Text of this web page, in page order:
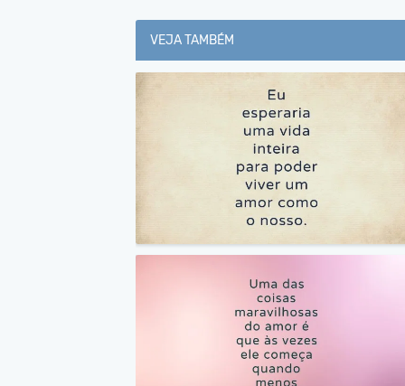
VEJA TAMBÉM